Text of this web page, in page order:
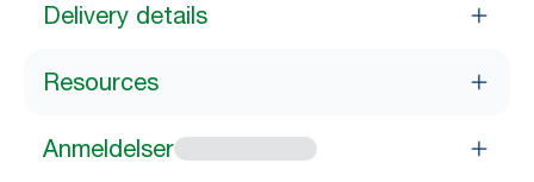
Delivery details
Resources
Anmeldelser